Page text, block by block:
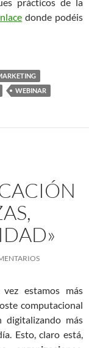
donde podéis
WEBINAR
estamos más
computacional
digitalizando más
Esto, claro está,